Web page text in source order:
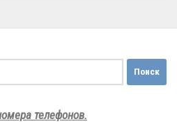
телефонов.